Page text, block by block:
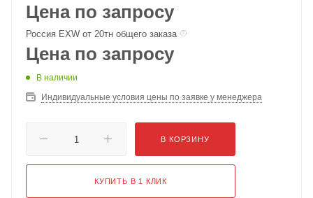
Цена по запросу
Россия EXW от 20тн общего заказа
Цена по запросу
В наличии
Индивидуальные условия цены по заявке у менеджера
В КОРЗИНУ
КУПИТЬ В 1 КЛИК